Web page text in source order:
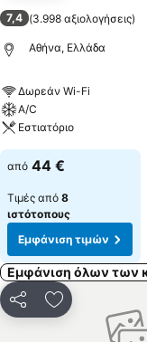
7,4 (3.998 αξιολογήσεις)
Αθήνα, Ελλάδα
Δωρεάν Wi-Fi
A/C
Εστιατόριο
από 44 €
Τιμές από 8
ιστότοπους
Εμφάνιση τιμών
Εμφάνιση όλων των
ΚοινοποίησηΠροσθήκη